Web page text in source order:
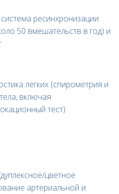
ресинхронизации
50 вмешательств в год) и
легких (спирометрия и
включая
тест)
цветное
артериальной и